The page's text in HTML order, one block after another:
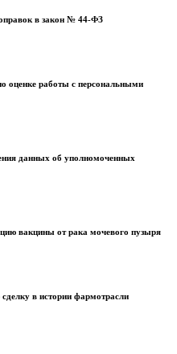
в закон № 44-ФЗ
оценке работы с персональными
данных об уполномоченных
вакцины от рака мочевого пузыря
в истории фармотрасли